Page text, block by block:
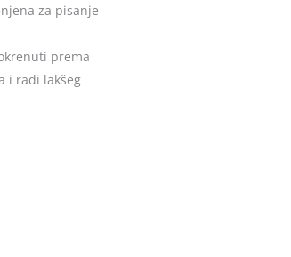
za pisanje
prema
i radi lakšeg